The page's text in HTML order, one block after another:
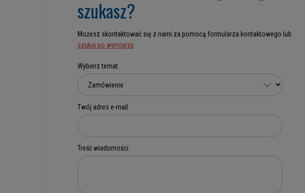
szukasz?
Możesz skontaktować się z nami za pomocą formularza kontaktowego lub
szukaj po wymiarze